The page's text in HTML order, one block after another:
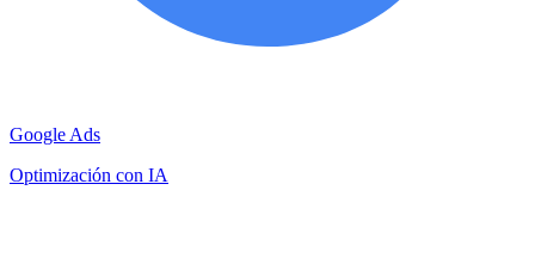
Google Ads
Optimización con IA